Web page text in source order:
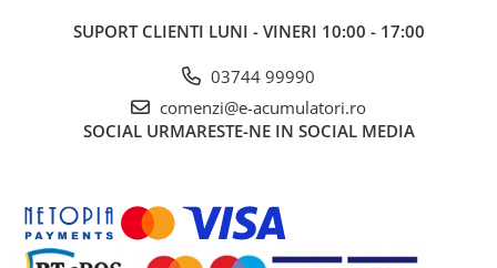
Cablu de date si Adaptoare
Invertoare
Sisteme de prindere
SUPORT CLIENTI LUNI - VINERI 10:00 - 17:00
03744 99990
comenzi@e-acumulatori.ro
SOCIAL URMARESTE-NE IN SOCIAL MEDIA